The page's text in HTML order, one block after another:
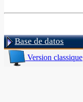
Base de datos
Version classique